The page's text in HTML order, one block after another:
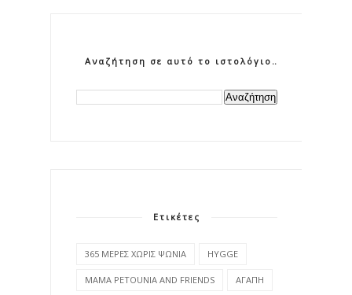
Αναζήτηση σε αυτό το ιστολόγιο
Ετικέτες
365 ΜΕΡΕΣ ΧΩΡΙΣ ΨΩΝΙΑ HYGGE
MAMA PETOUNIA AND FRIENDS ΑΓΑΠΗ